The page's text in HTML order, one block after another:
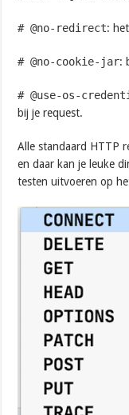
# @no-redirect:
# @no-cookie-jar:
# @use-os-
bij je request.
Alle standaard HTTP
en daar kan je leuke
testen uitvoeren op